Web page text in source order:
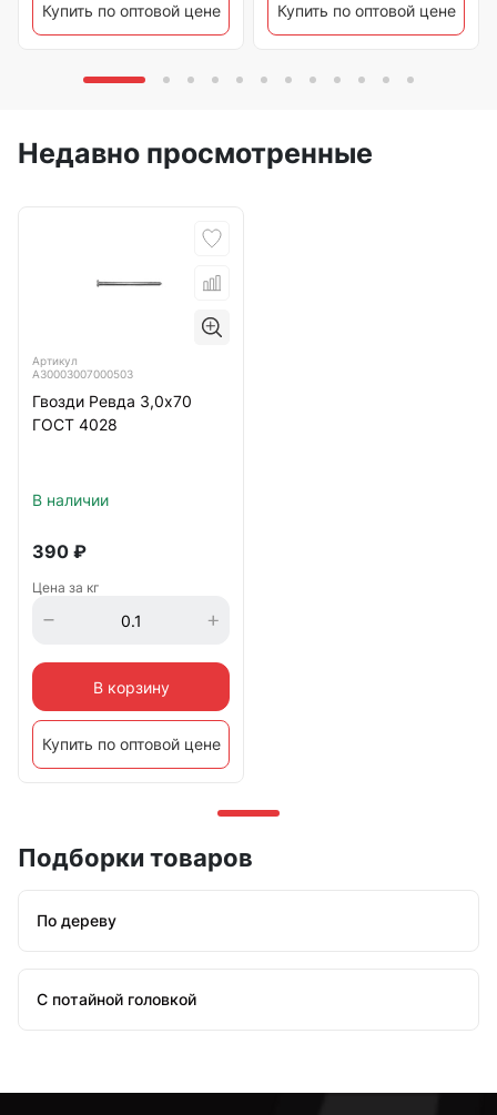
Купить по оптовой цене Купить по оптовой цене
Недавно просмотренные
Артикул
А30003007000503
Гвозди Ревда 3,0х70
ГОСТ 4028
В наличии
390 ₽
Цена за кг
В корзину
Купить по оптовой цене
Подборки товаров
По дереву
С потайной головкой